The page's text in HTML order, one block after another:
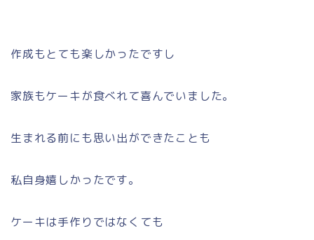
作成もとても楽しかったですし
家族もケーキが食べれて喜んでいました。
生まれる前にも思い出ができたことも
私自身嬉しかったです。
ケーキは手作りではなくても